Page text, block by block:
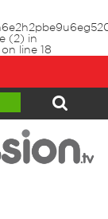
(2) in
on line 18